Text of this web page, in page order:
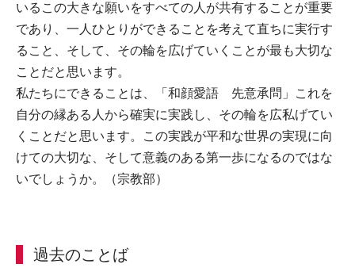
いるこの大きな願いをすべての人が共有することが重要
であり、一人ひとりができることを考えて直ちに実行す
ること、そして、その輪を広げていくことが最も大切な
ことだと思います。
私たちにできることは、「和顔愛語 先意承問」これを
自分の縁ある人から確実に実践し、その輪を広私げてい
くことだと思います。この実践が平和な世界の実現に向
けての大切な、そして意義のある第一歩になるのではな
いでしょうか。（宗教部）
過去のことば